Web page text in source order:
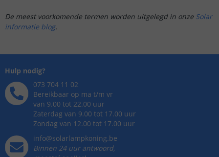
De meest voorkomende termen worden uitgelegd in onze Solar
informatie blog.
Hulp nodig?
073 704 11 02
Bereikbaar op ma t/m vr
van 9.00 tot 22.00 uur
Zaterdag van 9.00 tot 17.00 uur
Zondag van 12.00 tot 17.00 uur
info@solarlampkoning.be
Binnen 24 uur antwoord,